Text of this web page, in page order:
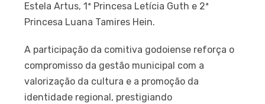
Estela Artus, 1ª Princesa Letícia Guth e 2ª
Princesa Luana Tamires Hein.
A participação da comitiva godoiense reforça o
compromisso da gestão municipal com a
valorização da cultura e a promoção da
identidade regional, prestigiando